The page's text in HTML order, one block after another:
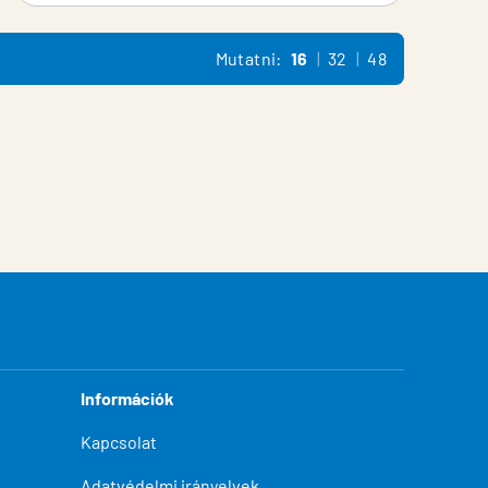
Mutatni: 16 32 48
Információk
Kapcsolat